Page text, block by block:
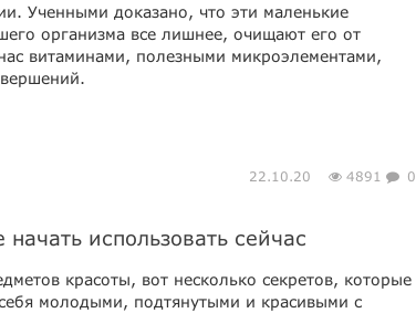
Ученными доказано, что эти маленькие
организма все лишнее, очищают его от
витаминами, полезными микроэлементами,
22.10.20 4891 0
использовать сейчас
красоты, вот несколько секретов, которые
молодыми, подтянутыми и красивыми с